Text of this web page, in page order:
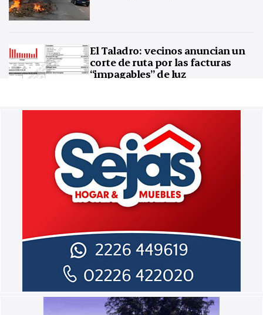
El Taladro: vecinos anuncian un
corte de ruta por las facturas
“impagables” de luz